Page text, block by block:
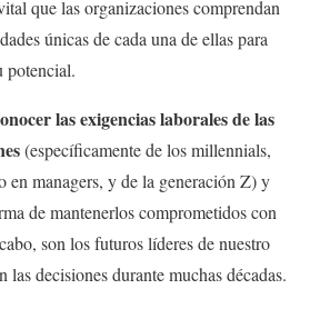
que las organizaciones comprendan
únicas de cada una de ellas para
potencial.
las exigencias laborales de las
(específicamente de los millennials,
en managers, y de la generación Z) y
de mantenerlos comprometidos con
son los futuros líderes de nuestro
decisiones durante muchas décadas.